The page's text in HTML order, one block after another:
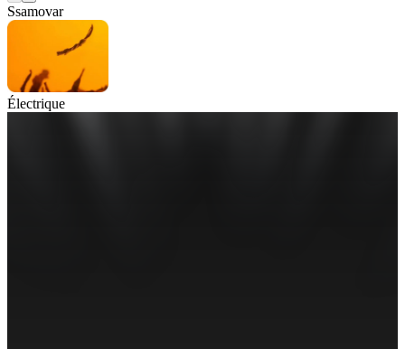
Ssamovar
Électrique